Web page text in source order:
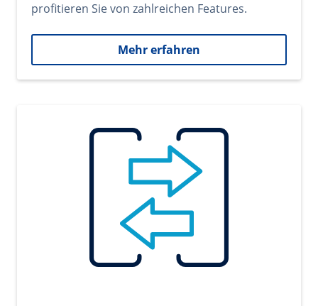
profitieren Sie von zahlreichen Features.
Mehr erfahren